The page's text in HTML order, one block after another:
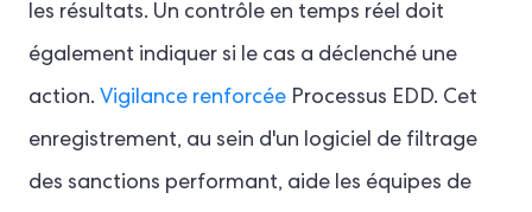
les résultats. Un contrôle en temps réel doit
également indiquer si le cas a déclenché une
action. Vigilance renforcée Processus EDD. Cet
enregistrement, au sein d'un logiciel de filtrage
des sanctions performant, aide les équipes de